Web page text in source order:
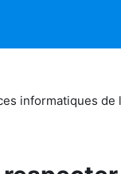
informatiques de